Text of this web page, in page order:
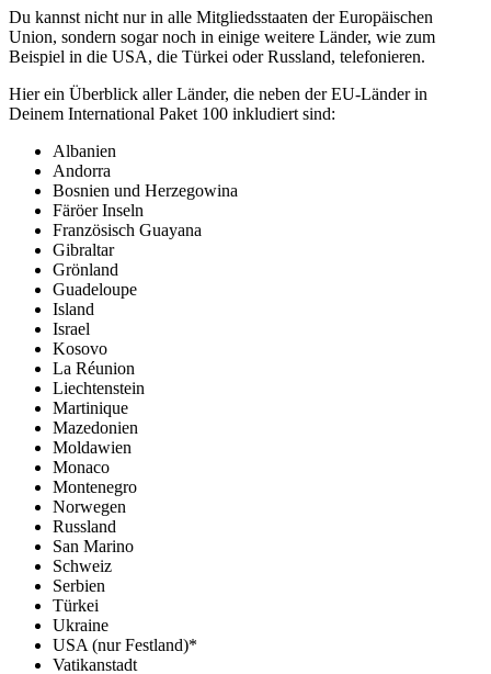
Du kannst nicht nur in alle Mitgliedsstaaten der Europäischen
Union, sondern sogar noch in einige weitere Länder, wie zum
Beispiel in die USA, die Türkei oder Russland, telefonieren.
Hier ein Überblick aller Länder, die neben der EU-Länder in
Deinem International Paket 100 inkludiert sind:
Albanien
Andorra
Bosnien und Herzegowina
Färöer Inseln
Französisch Guayana
Gibraltar
Grönland
Guadeloupe
Island
Israel
Kosovo
La Réunion
Liechtenstein
Martinique
Mazedonien
Moldawien
Monaco
Montenegro
Norwegen
Russland
San Marino
Schweiz
Serbien
Türkei
Ukraine
USA (nur Festland)*
Vatikanstadt